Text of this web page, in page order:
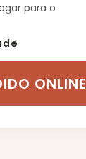
para o
ONLINE